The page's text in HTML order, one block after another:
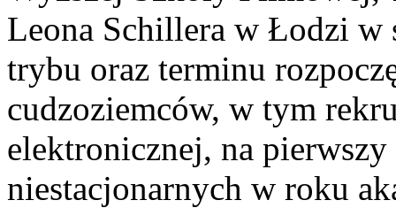
Leona Schillera w Łodzi w
trybu oraz terminu
cudzoziemców, w tym
elektronicznej, na
niestacjonarnych w roku